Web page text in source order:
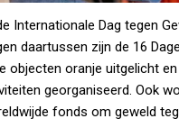
Internationale Dag tegen
daartussen zijn de 16
objecten oranje uitgelicht
georganiseerd. Ook
fonds om geweld